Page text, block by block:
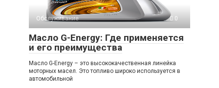
Обслуживание 0
Масло G-Energy: Где применяется
и его преимущества
Масло G-Energy – это высококачественная линейка
моторных масел. Это топливо широко используется в
автомобильной